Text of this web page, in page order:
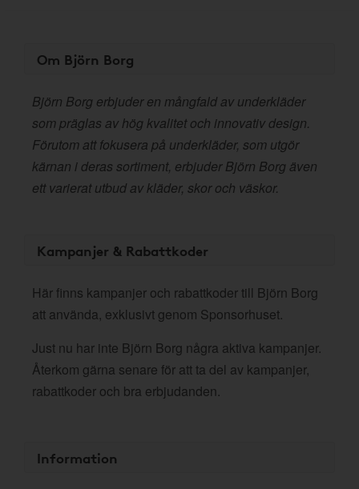
Om Björn Borg
Björn Borg erbjuder en mångfald av underkläder
som präglas av hög kvalitet och innovativ design.
Förutom att fokusera på underkläder, som utgör
kärnan i deras sortiment, erbjuder Björn Borg även
ett varierat utbud av kläder, skor och väskor.
Kampanjer & Rabattkoder
Här finns kampanjer och rabattkoder till Björn Borg
att använda, exklusivt genom Sponsorhuset.
Just nu har inte Björn Borg några aktiva kampanjer.
Återkom gärna senare för att ta del av kampanjer,
rabattkoder och bra erbjudanden.
Information